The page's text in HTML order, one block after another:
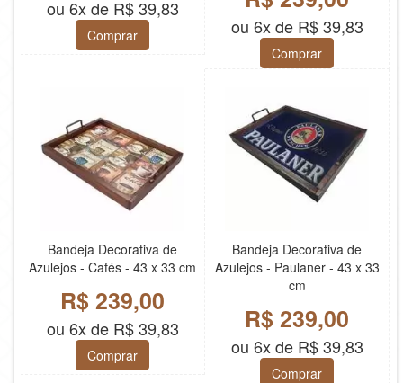
ou 6x de R$ 39,83
Comprar ou 6x de R$ 39,83
Comprar
Bandeja Decorativa de
Azulejos - Cafés - 43 x 33 cm
R$ 239,00
ou 6x de R$ 39,83
Comprar
Bandeja Decorativa de
Azulejos - Paulaner - 43 x 33
cm
R$ 239,00
ou 6x de R$ 39,83
Comprar